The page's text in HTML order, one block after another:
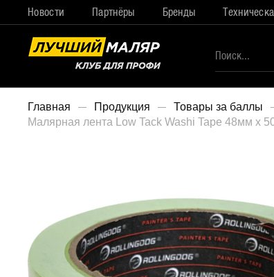
Новости Партнёры Бренды
Главная Продукция
Товары за баллы
Малярная лента Low Tack Washi Tape 48мм х